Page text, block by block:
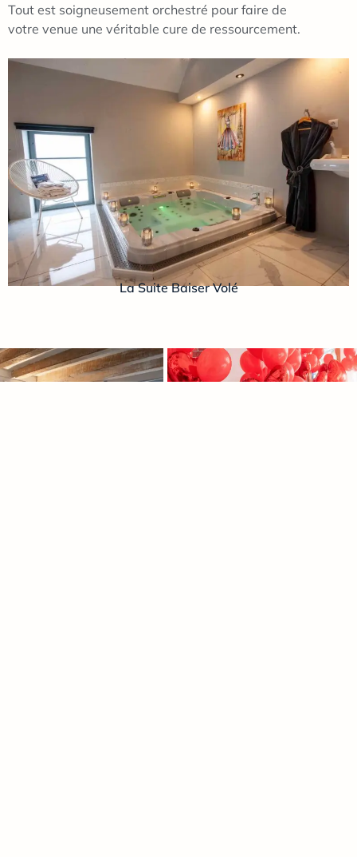
Tout est soigneusement orchestré pour faire de
votre venue une véritable cure de ressourcement.
La Suite Baiser Volé